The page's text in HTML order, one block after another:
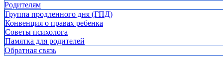
Родителям
Группа продленного дня (ГПД)
Конвенция о правах ребенка
Советы психолога
Памятка для родителей
Обратная связь